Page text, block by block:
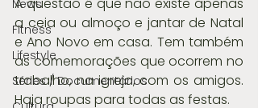
News
Fitness
Lifestyle
Séries / Documentários
a ceia ou almoço e jantar de Natal
e Ano Novo em casa. Tem também
as comemorações que ocorrem no
trabalho, na igreja, com os amigos.
Haja roupas para todas as festas.